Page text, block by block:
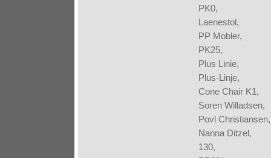
PK0,
Laenestol,
PP Mobler,
PK25,
Plus Linie,
Plus-Linje,
Cone Chair K1,
Soren Willadsen,
Povl Christiansen,
Nanna Ditzel,
130,